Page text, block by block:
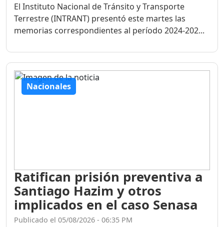
El Instituto Nacional de Tránsito y Transporte
Terrestre (INTRANT) presentó este martes las
memorias correspondientes al período 2024-202...
Nacionales
Ratifican prisión preventiva a
Santiago Hazim y otros
implicados en el caso Senasa
Publicado el 05/08/2026 - 06:35 PM